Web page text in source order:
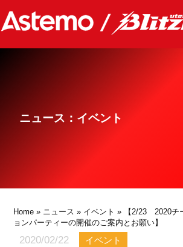
ニュース
グッズ
ニュース：イベント
Home » ニュース » イベント » 【2/23 2020チ
ョンパーティーの開催のご案内とお願い】
2020/02/22 イベント